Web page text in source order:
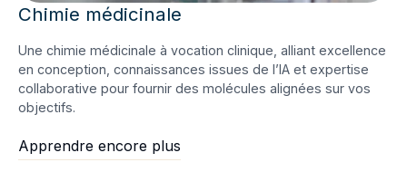
Chimie médicinale
Une chimie médicinale à vocation clinique, alliant excellence
en conception, connaissances issues de l’IA et expertise
collaborative pour fournir des molécules alignées sur vos
objectifs.
Apprendre encore plus